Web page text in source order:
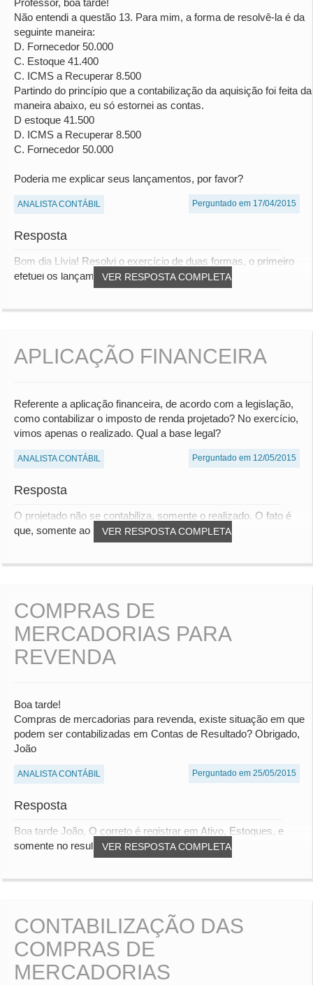
Professor, boa tarde!
Não entendi a questão 13. Para mim, a forma de resolvê-la é da
seguinte maneira:
D. Fornecedor 50.000
C. Estoque 41.400
C. ICMS a Recuperar 8.500
Partindo do princípio que a contabilização da aquisição foi feita da
maneira abaixo, eu só estornei as contas.
D estoque 41.500
D. ICMS a Recuperar 8.500
C. Fornecedor 50.000
Poderia me explicar seus lançamentos, por favor?
ANALISTA CONTÁBIL Perguntado em 17/04/2015
Resposta
VER RESPOSTA COMPLETA
Bom dia Lívia! Resolvi o exercício de duas formas, o primeiro
efetuei os lançamentos de estoque pelo...
APLICAÇÃO FINANCEIRA
Referente a aplicação financeira, de acordo com a legislação,
como contabilizar o imposto de renda projetado? No exercício,
vimos apenas o realizado. Qual a base legal?
ANALISTA CONTÁBIL Perguntado em 12/05/2015
Resposta
VER RESPOSTA COMPLETA
O projetado não se contabiliza, somente o realizado. O fato é
que, somente ao encerramento do contra...
COMPRAS DE
MERCADORIAS PARA
REVENDA
Boa tarde!
Compras de mercadorias para revenda, existe situação em que
podem ser contabilizadas em Contas de Resultado? Obrigado,
João
ANALISTA CONTÁBIL Perguntado em 25/05/2015
Resposta
VER RESPOSTA COMPLETA
Boa tarde João, O correto é registrar em Ativo, Estoques, e
somente no resultado quando tivermos rec...
CONTABILIZAÇÃO DAS
COMPRAS DE
MERCADORIAS